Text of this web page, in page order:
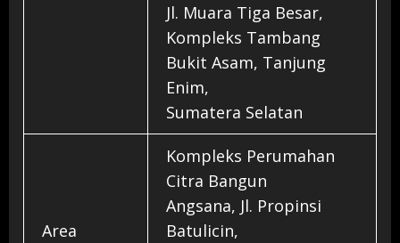
Jl. Muara Tiga Besar,
Kompleks Tambang
Bukit Asam, Tanjung
Enim,
Sumatera Selatan
Area
Kompleks Perumahan
Citra Bangun
Angsana, Jl. Propinsi
Batulicin,